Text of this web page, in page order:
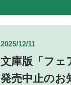
2025/12/11
文庫版「フェ
発売中止のお